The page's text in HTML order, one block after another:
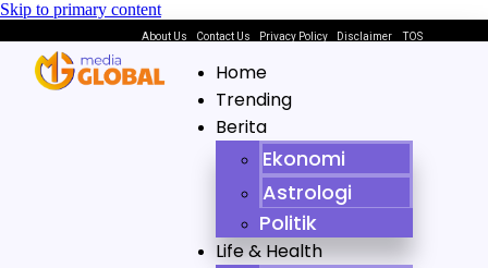
Skip to primary content
About Us Contact Us Privacy Policy DisclaimerTOS
Home
Trending
Berita
Ekonomi
Astrologi
Politik
Life & Health